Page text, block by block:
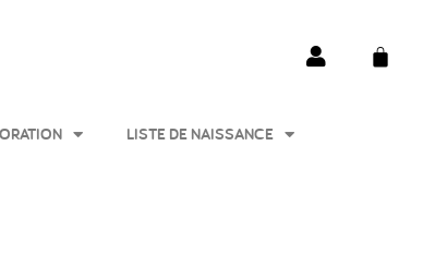
LISTE DE NAISSANCE